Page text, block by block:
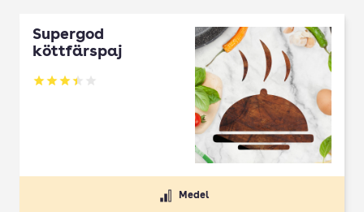
Supergod
köttfärspaj
Betyg: 3.43 av 5
Medel